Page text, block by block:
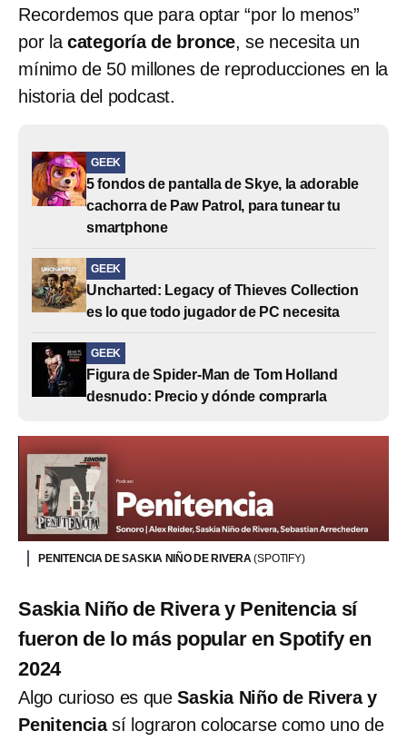
Recordemos que para optar “por lo menos”
por la categoría de bronce, se necesita un
mínimo de 50 millones de reproducciones en la
historia del podcast.
GEEK
5 fondos de pantalla de Skye, la adorable
cachorra de Paw Patrol, para tunear tu
smartphone
GEEK
Uncharted: Legacy of Thieves Collection
es lo que todo jugador de PC necesita
GEEK
Figura de Spider-Man de Tom Holland
desnudo: Precio y dónde comprarla
PENITENCIA DE SASKIA NIÑO DE RIVERA(SPOTIFY)
Saskia Niño de Rivera y Penitencia sí
fueron de lo más popular en Spotify en
2024
Algo curioso es queSaskia Niño de Rivera y
Penitenciasí lograron colocarse como uno de